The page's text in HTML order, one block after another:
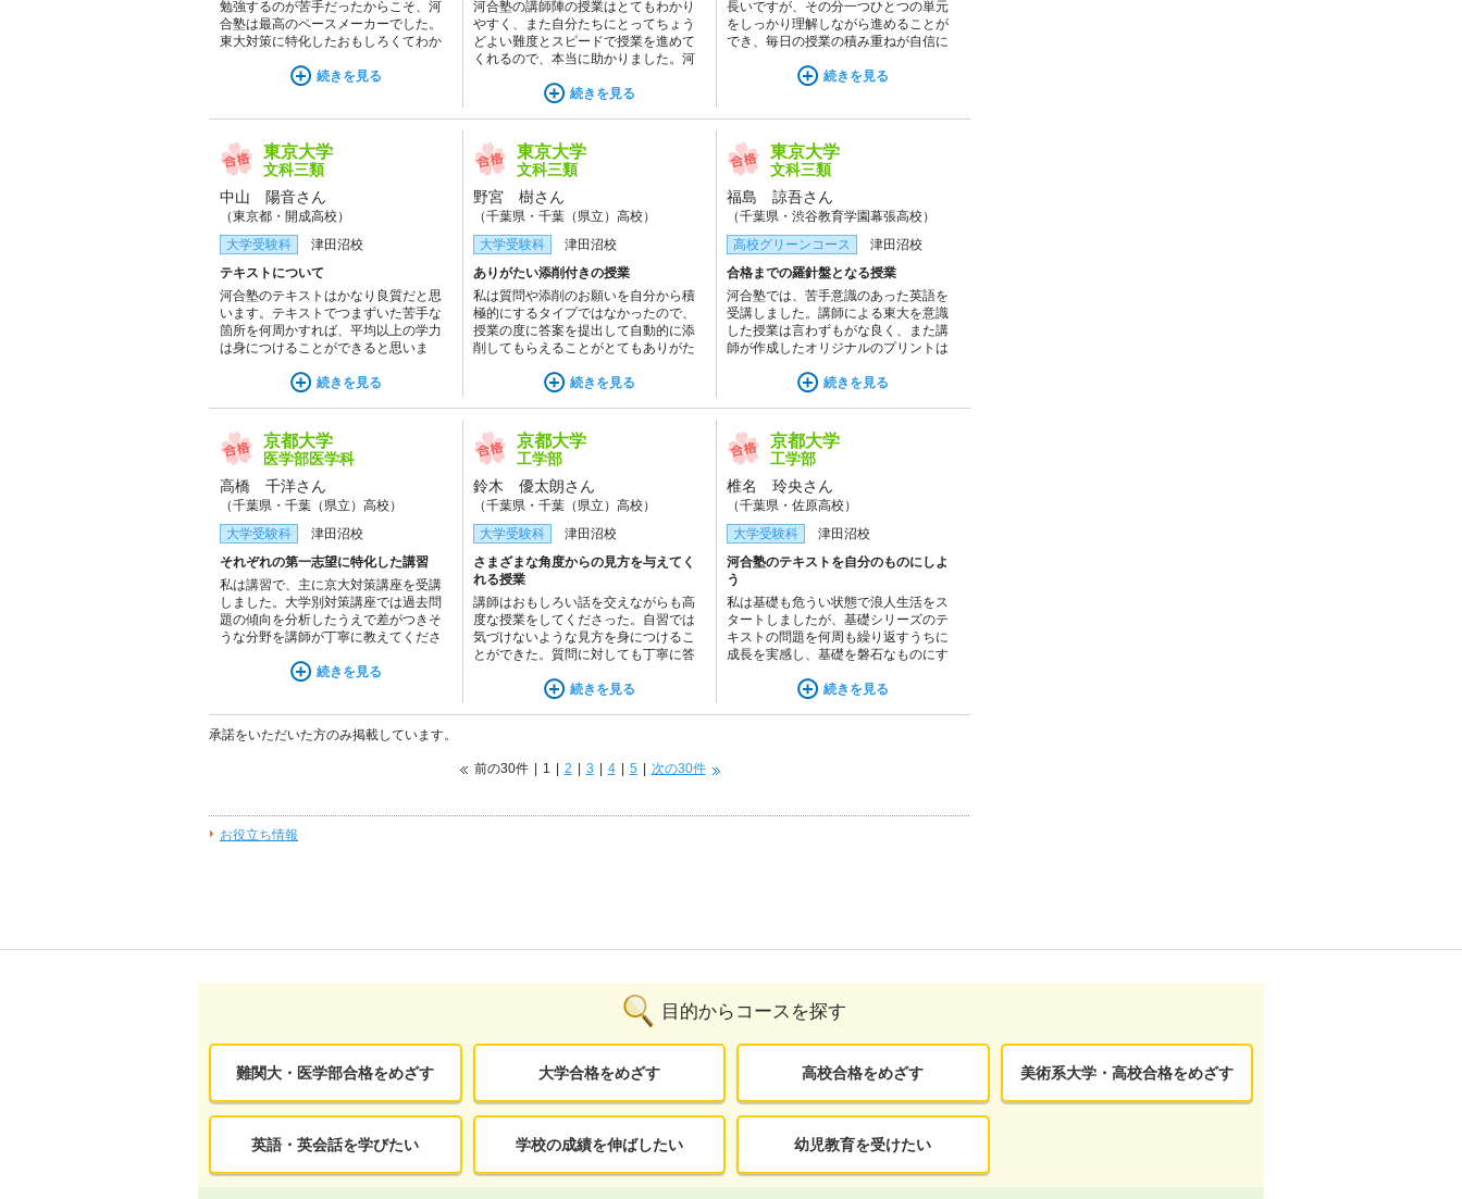
勉強するのが苦手だったからこそ、河
合塾は最高のペースメーカーでした。
東大対策に特化したおもしろくてわか
習・復習をできる限り行うことで、自
を続けることができました。
続きを見る
河合塾の講師陣の授業はとてもわかり
やすく、また自分たちにとってちょう
どよい難度とスピードで授業を進めて
くれるので、本当に助かりました。河
に必要な力を身につけるための問題が
なりました。
続きを見る
長いですが、その分一つひとつの単元
をしっかり理解しながら進めることが
でき、毎日の授業の積み重ねが自信に
は講師に直接質問することができ、理
続きを見る
東京大学
文科三類
中山 陽音さん
（東京都・開成高校）
大学受験科
津田沼校
テキストについて
河合塾のテキストはかなり良質だと思
います。テキストでつまずいた苦手な
箇所を何周かすれば、平均以上の学力
は身につけることができると思いま
のまとめが巻末に付随していたので、
続きを見る
東京大学
文科三類
野宮 樹さん
（千葉県・千葉（県立）高校）
大学受験科
津田沼校
ありがたい添削付きの授業
私は質問や添削のお願いを自分から積
極的にするタイプではなかったので、
授業の度に答案を提出して自動的に添
削してもらえることがとてもありがた
に少しずつ自信もついて、講師に質問
続きを見る
東京大学
文科三類
福島 諒吾さん
（千葉県・渋谷教育学園幕張高校）
高校グリーンコース
津田沼校
合格までの羅針盤となる授業
河合塾では、苦手意識のあった英語を
受講しました。講師による東大を意識
した授業は言わずもがな良く、また講
師が作成したオリジナルのプリントは
野に対してダイレクトにアプローチで
続きを見る
京都大学
医学部医学科
高橋 千洋さん
（千葉県・千葉（県立）高校）
大学受験科
津田沼校
それぞれの第一志望に特化した講習
私は講習で、主に京大対策講座を受講
しました。大学別対策講座では過去問
題の傾向を分析したうえで差がつきそ
うな分野を講師が丁寧に教えてくださ
にくいことまで習得できて学力の伸び
続きを見る
京都大学
工学部
鈴木 優太朗さん
（千葉県・千葉（県立）高校）
大学受験科
津田沼校
さまざまな角度からの見方を与えてく
れる授業
講師はおもしろい話を交えながらも高
度な授業をしてくださった。自習では
気づけないような見方を身につけるこ
とができた。質問に対しても丁寧に答
を解消することができた。
続きを見る
京都大学
工学部
椎名 玲央さん
（千葉県・佐原高校）
大学受験科
津田沼校
河合塾のテキストを自分のものにしよ
う
私は基礎も危うい状態で浪人生活をス
タートしましたが、基礎シリーズのテ
キストの問題を何周も繰り返すうちに
成長を実感し、基礎を磐石なものにす
ーズは時間を測って予習し講師の授業
続きを見る
承諾をいただいた方のみ掲載しています。
前の30件 1 2 3 4 5 次の30件
お役立ち情報
目的からコースを探す
難関大・医学部合格をめざす 大学合格をめざす 高校合格をめざす 美術系大学・高校合格をめざす
英語・英会話を学びたい 学校の成績を伸ばしたい 幼児教育を受けたい